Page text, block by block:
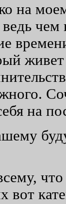
на
чем
на
вот